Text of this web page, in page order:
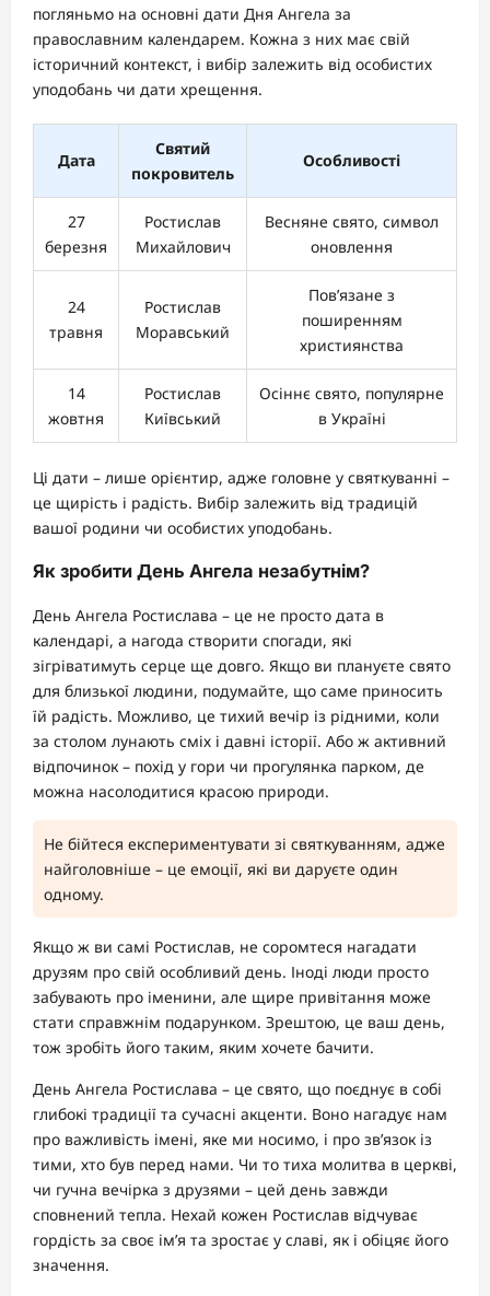
погляньмо на основні дати Дня Ангела за
православним календарем. Кожна з них має свій
історичний контекст, і вибір залежить від особистих
уподобань чи дати хрещення.
Дата
Святий
покровитель
Особливості
27
березня
Ростислав
Михайлович
Весняне свято, символ
оновлення
24
травня
Ростислав
Моравський
Пов’язане з
поширенням
християнства
14
жовтня
Ростислав
Київський
Осіннє свято, популярне
в Україні
Ці дати – лише орієнтир, адже головне у святкуванні –
це щирість і радість. Вибір залежить від традицій
вашої родини чи особистих уподобань.
Як зробити День Ангела незабутнім?
День Ангела Ростислава – це не просто дата в
календарі, а нагода створити спогади, які
зігріватимуть серце ще довго. Якщо ви плануєте свято
для близької людини, подумайте, що саме приносить
їй радість. Можливо, це тихий вечір із рідними, коли
за столом лунають сміх і давні історії. Або ж активний
відпочинок – похід у гори чи прогулянка парком, де
можна насолодитися красою природи.
Не бійтеся експериментувати зі святкуванням, адже
найголовніше – це емоції, які ви даруєте один
одному.
Якщо ж ви самі Ростислав, не соромтеся нагадати
друзям про свій особливий день. Іноді люди просто
забувають про іменини, але щире привітання може
стати справжнім подарунком. Зрештою, це ваш день,
тож зробіть його таким, яким хочете бачити.
День Ангела Ростислава – це свято, що поєднує в собі
глибокі традиції та сучасні акценти. Воно нагадує нам
про важливість імені, яке ми носимо, і про зв’язок із
тими, хто був перед нами. Чи то тиха молитва в церкві,
чи гучна вечірка з друзями – цей день завжди
сповнений тепла. Нехай кожен Ростислав відчуває
гордість за своє ім’я та зростає у славі, як і обіцяє його
значення.